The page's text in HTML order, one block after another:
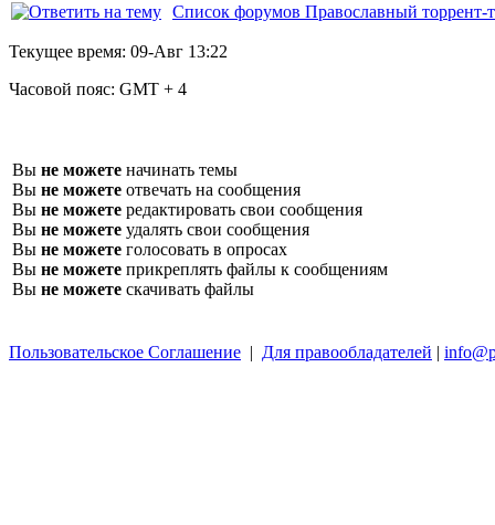
Список форумов Православный торрент-
Текущее время: 09-Авг 13:22
Часовой пояс: GMT + 4
Вы не можете начинать темы
Вы не можете отвечать на сообщения
Вы не можете редактировать свои сообщения
Вы не можете удалять свои сообщения
Вы не можете голосовать в опросах
Вы не можете прикреплять файлы к сообщениям
Вы не можете скачивать файлы
Пользовательское Соглашение | Для правообладателей |